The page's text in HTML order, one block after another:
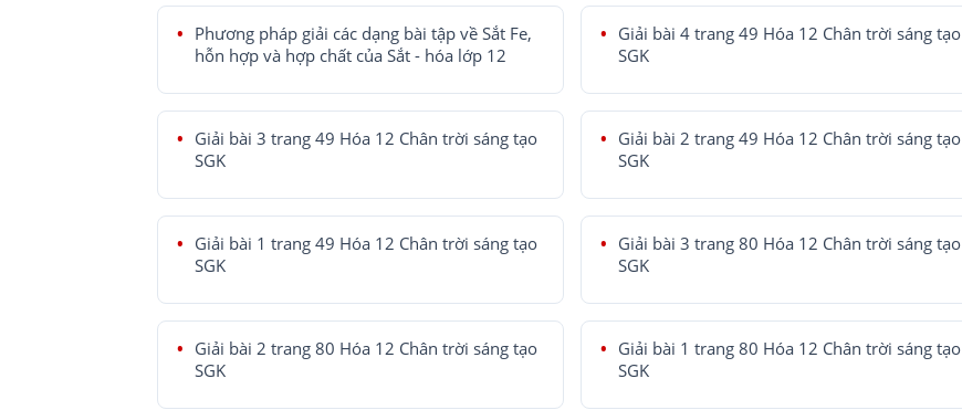
Phương pháp giải các dạng bài tập về Sắt Fe,
hỗn hợp và hợp chất của Sắt - hóa lớp 12
Giải bài 4 trang 49 Hóa 12 Chân trời sáng tạo
SGK
Giải bài 3 trang 49 Hóa 12 Chân trời sáng tạo
SGK
Giải bài 2 trang 49 Hóa 12 Chân trời sáng tạo
SGK
Giải bài 1 trang 49 Hóa 12 Chân trời sáng tạo
SGK
Giải bài 3 trang 80 Hóa 12 Chân trời sáng tạo
SGK
Giải bài 2 trang 80 Hóa 12 Chân trời sáng tạo
SGK
Giải bài 1 trang 80 Hóa 12 Chân trời sáng tạo
SGK